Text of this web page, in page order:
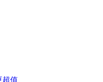
超值